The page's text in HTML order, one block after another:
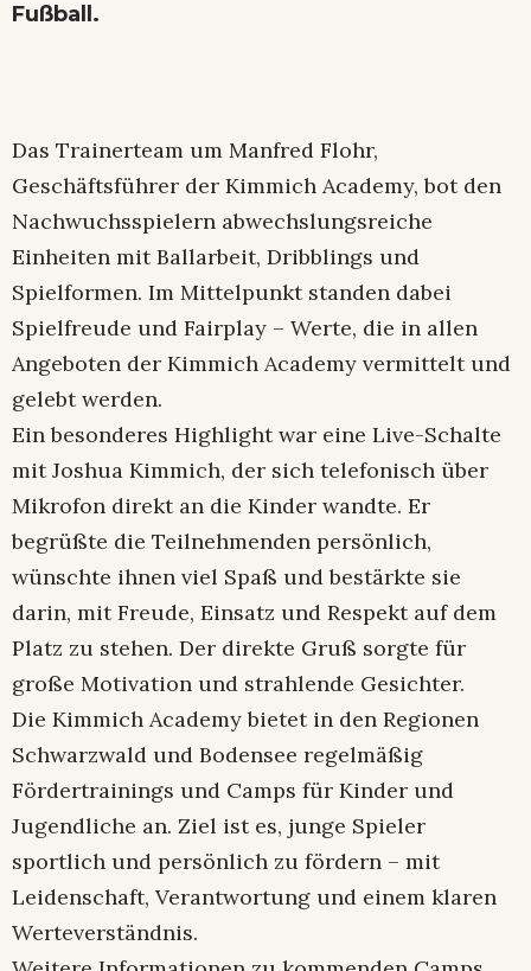
Fußball.
Das Trainerteam um Manfred Flohr,
Geschäftsführer der Kimmich Academy, bot den
Nachwuchsspielern abwechslungsreiche
Einheiten mit Ballarbeit, Dribblings und
Spielformen. Im Mittelpunkt standen dabei
Spielfreude und Fairplay – Werte, die in allen
Angeboten der Kimmich Academy vermittelt und
gelebt werden.
Ein besonderes Highlight war eine Live-Schalte
mit Joshua Kimmich, der sich telefonisch über
Mikrofon direkt an die Kinder wandte. Er
begrüßte die Teilnehmenden persönlich,
wünschte ihnen viel Spaß und bestärkte sie
darin, mit Freude, Einsatz und Respekt auf dem
Platz zu stehen. Der direkte Gruß sorgte für
große Motivation und strahlende Gesichter.
Die Kimmich Academy bietet in den Regionen
Schwarzwald und Bodensee regelmäßig
Fördertrainings und Camps für Kinder und
Jugendliche an. Ziel ist es, junge Spieler
sportlich und persönlich zu fördern – mit
Leidenschaft, Verantwortung und einem klaren
Werteverständnis.